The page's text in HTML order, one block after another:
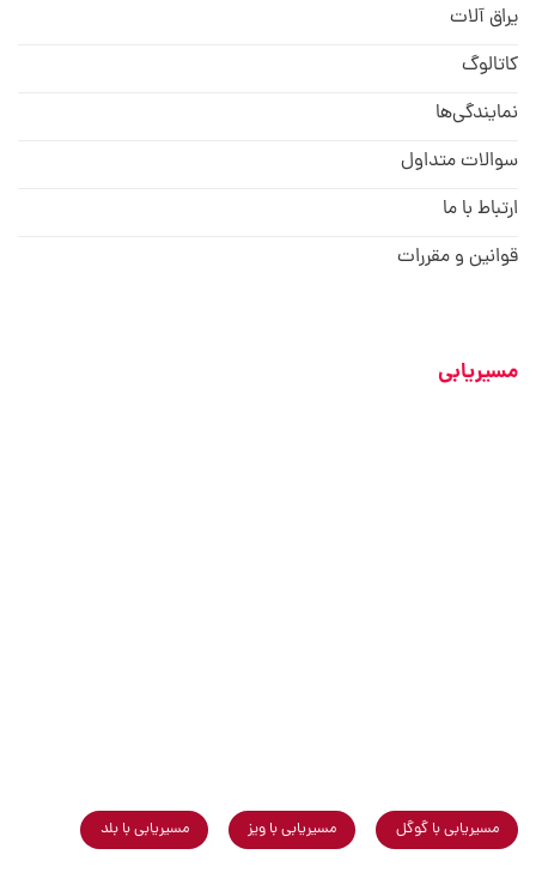
یراق آلات
کاتالوگ
نمایندگی‌ها
سوالات متداول
ارتباط با ما
قوانین و مقررات
مسیریابی
مسیریابی با گوگل مسیریابی با ویز مسیریابی با بلد